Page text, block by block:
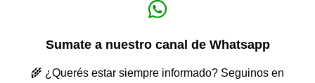
Sumate a nuestro canal de Whatsapp
🌾 ¿Querés estar siempre informado? Seguinos en